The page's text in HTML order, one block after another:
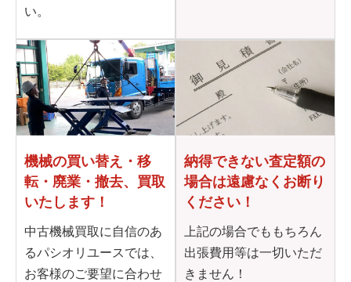
い。
機械の買い替え・移
転・ 廃業・撤去、買取
いたします！
中古機械買取に自信のあ
るパシオリユースでは、
お客様のご要望に合わせ
納得できない査定額の
場合は遠慮なくお断り
ください！
上記の場合でももちろん
出張費用等は一切いただ
きません！